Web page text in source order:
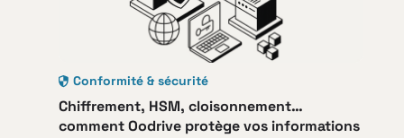
Conformité & sécurité
Chiffrement, HSM, cloisonnement…
comment Oodrive protège vos informations